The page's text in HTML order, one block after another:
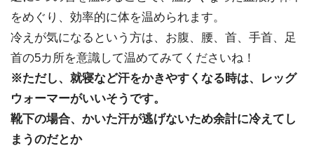
をめぐり、効率的に体を温められます。
冷えが気になるという方は、お腹、腰、首、手首、足
首の5カ所を意識して温めてみてくださいね！
※ただし、就寝など汗をかきやすくなる時は、レッグ
ウォーマーがいいそうです。
靴下の場合、かいた汗が逃げないため余計に冷えてし
まうのだとか